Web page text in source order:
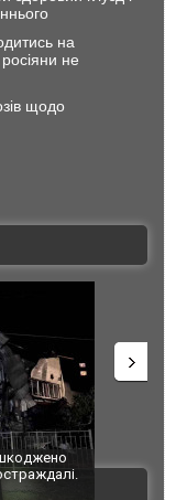
на
не
щодо
врятували козуленя
лісової пожежі у